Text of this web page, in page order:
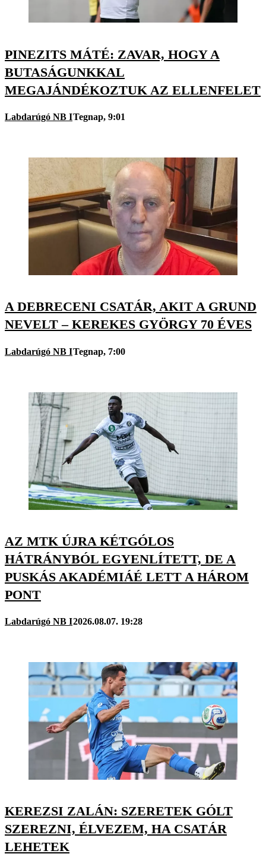
PINEZITS MÁTÉ: ZAVAR, HOGY A
BUTASÁGUNKKAL
MEGAJÁNDÉKOZTUK AZ ELLENFELET
Labdarúgó NB ITegnap, 9:01
A DEBRECENI CSATÁR, AKIT A GRUND
NEVELT – KEREKES GYÖRGY 70 ÉVES
Labdarúgó NB ITegnap, 7:00
AZ MTK ÚJRA KÉTGÓLOS
HÁTRÁNYBÓL EGYENLÍTETT, DE A
PUSKÁS AKADÉMIÁÉ LETT A HÁROM
PONT
Labdarúgó NB I2026.08.07. 19:28
KEREZSI ZALÁN: SZERETEK GÓLT
SZEREZNI, ÉLVEZEM, HA CSATÁR
LEHETEK